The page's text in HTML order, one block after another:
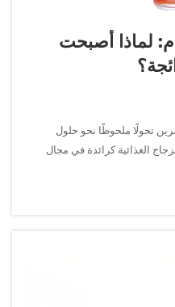
لماذا أصبحت
تحولًا ملحوظًا نحو حلول
الغذائية كرائدة في مجال
الوعي البيئي. ويعكس هذا